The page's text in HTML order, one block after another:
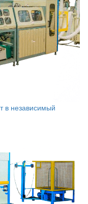
в независимый